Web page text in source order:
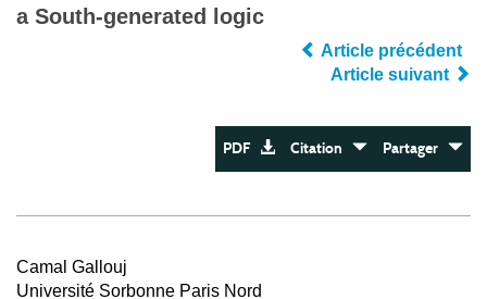
a South-generated logic
Article précédent
Article suivant
PDF Citation Partager
Camal Gallouj
Université Sorbonne Paris Nord